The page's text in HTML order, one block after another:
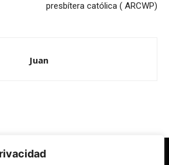
presbítera católica ( ARCWP)
Juan